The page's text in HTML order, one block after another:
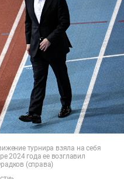
турнира взяла на себя
2024 года ее возглавил
(справа)